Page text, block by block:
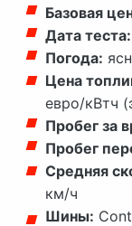
Базовая
Дата теста:
Погода:
Цена
евро/кВтч
Пробег за
Пробег
Средняя
км/ч
Шины: